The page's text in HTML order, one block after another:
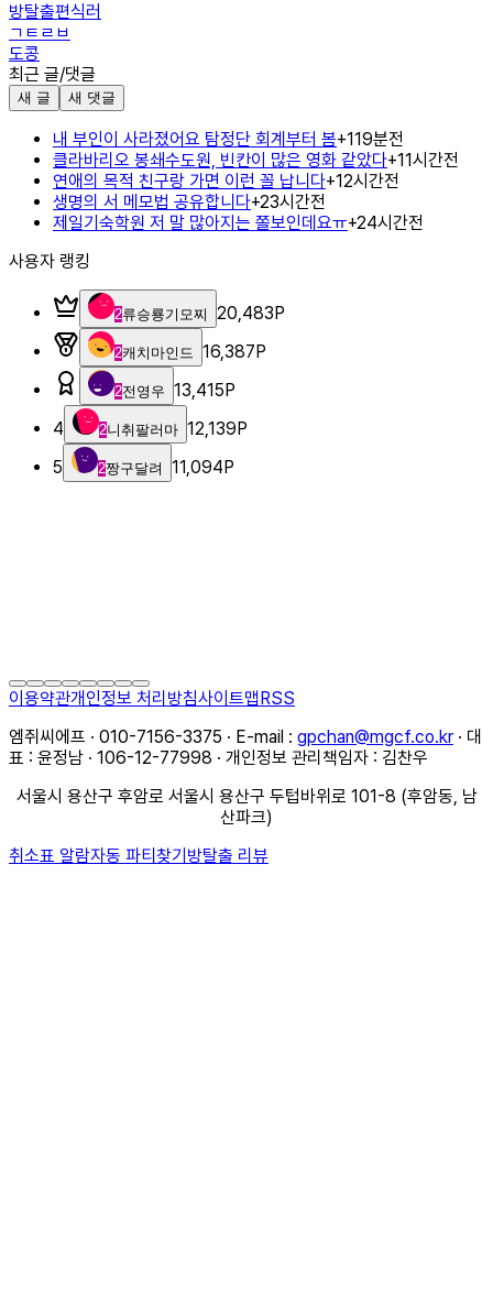
방탈출편식러
ㄱㅌㄹㅂ
도콩
최근 글/댓글
새 글 새 댓글
내 부인이 사라졌어요 탐정단 회계부터 봄+119분전
클라바리오 봉쇄수도원, 빈칸이 많은 영화 같았다+11시간전
연애의 목적 친구랑 가면 이런 꼴 납니다+12시간전
생명의 서 메모법 공유합니다+23시간전
제일기숙학원 저 말 많아지는 쫄보인데요ㅠ+24시간전
사용자 랭킹
2류승룡기모찌 20,483P
2캐치마인드 16,387P
2전영우 13,415P
4
2니취팔러마 12,139P
5
2짱구달려 11,094P
이용약관개인정보 처리방침사이트맵RSS
엠쥐씨에프 · 010-7156-3375 · E-mail : gpchan@mgcf.co.kr · 대
표 : 윤정남 · 106-12-77998 · 개인정보 관리책임자 : 김찬우
서울시 용산구 후암로 서울시 용산구 두텁바위로 101-8 (후암동, 남
산파크)
취소표 알람자동 파티찾기방탈출 리뷰